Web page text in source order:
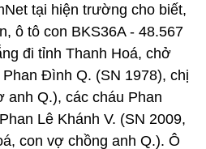
tại hiện trường cho biết,
ô tô con BKS36A - 48.567
đi tỉnh Thanh Hoá, chở
Đình Q. (SN 1978), chị
anh Q.), các cháu Phan
Lê Khánh V. (SN 2009,
con vợ chồng anh Q.). Ô